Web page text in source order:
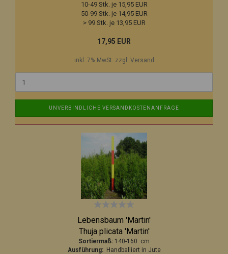
10-49 Stk. je 15,95 EUR
50-99 Stk. je 14,95 EUR
> 99 Stk. je 13,95 EUR
17,95 EUR
inkl. 7% MwSt. zzgl. Versand
UNVERBINDLICHE VERSANDKOSTENANFRAGE
Lebensbaum 'Martin'
Thuja plicata 'Martin'
Sortiermaß: 140-160 cm
Ausführung:Handballiert in Jute